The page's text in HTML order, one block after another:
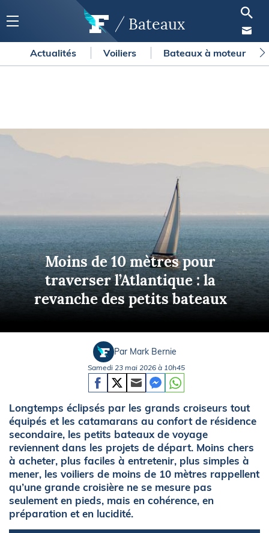
Bateaux
Actualités Voiliers Bateaux à moteur
Moins de 10 mètres pour
traverser l’Atlantique : la
revanche des petits bateaux
Par Mark Bernie
Samedi 23 mai 2026 à 10h45
Longtemps éclipsés par les grands croiseurs tout
équipés et les catamarans au confort de résidence
secondaire, les petits bateaux de voyage
reviennent dans les projets de départ. Moins chers
à acheter, plus faciles à entretenir, plus simples à
mener, les voiliers de moins de 10 mètres rappellent
qu’une grande croisière ne se mesure pas
seulement en pieds, mais en cohérence, en
préparation et en lucidité.